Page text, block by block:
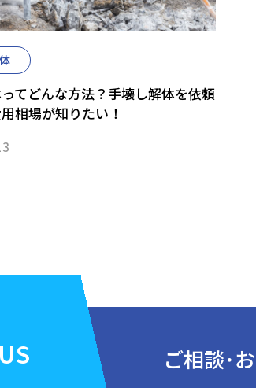
てどんな方法？手壊し解体を依頼
相場が知りたい！
US ご相談･